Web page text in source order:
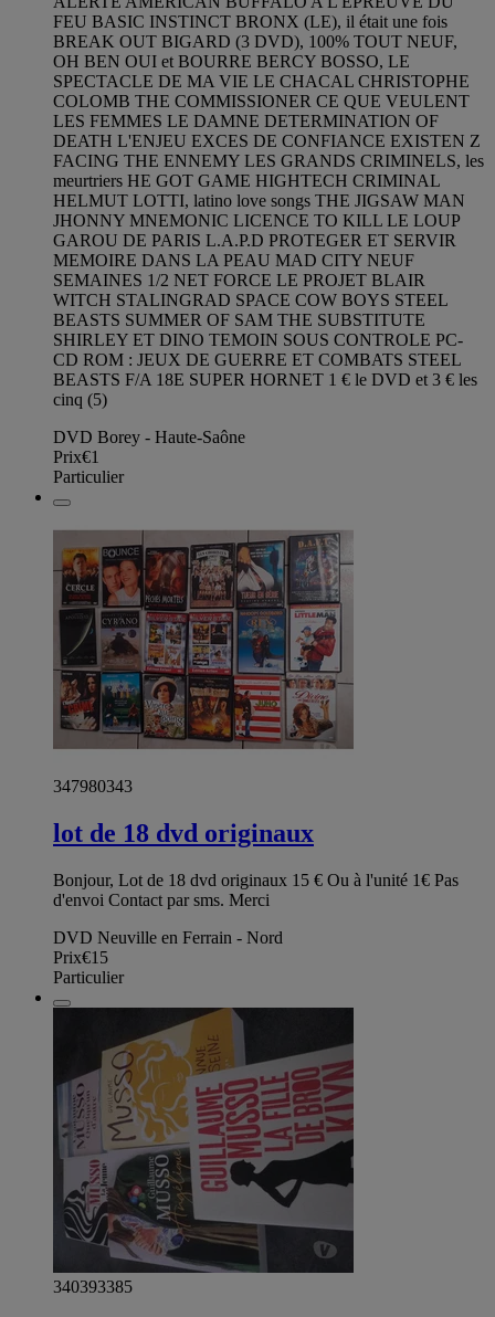
FEU BASIC INSTINCT BRONX (LE), il était une fois
BREAK OUT BIGARD (3 DVD), 100% TOUT NEUF,
OH BEN OUI et BOURRE BERCY BOSSO, LE
SPECTACLE DE MA VIE LE CHACAL CHRISTOPHE
COLOMB THE COMMISSIONER CE QUE VEULENT
LES FEMMES LE DAMNE DETERMINATION OF
DEATH L'ENJEU EXCES DE CONFIANCE EXISTEN Z
FACING THE ENNEMY LES GRANDS CRIMINELS, les
meurtriers HE GOT GAME HIGHTECH CRIMINAL
HELMUT LOTTI, latino love songs THE JIGSAW MAN
JHONNY MNEMONIC LICENCE TO KILL LE LOUP
GAROU DE PARIS L.A.P.D PROTEGER ET SERVIR
MEMOIRE DANS LA PEAU MAD CITY NEUF
SEMAINES 1/2 NET FORCE LE PROJET BLAIR
WITCH STALINGRAD SPACE COW BOYS STEEL
BEASTS SUMMER OF SAM THE SUBSTITUTE
SHIRLEY ET DINO TEMOIN SOUS CONTROLE PC-
CD ROM : JEUX DE GUERRE ET COMBATS STEEL
BEASTS F/A 18E SUPER HORNET 1 € le DVD et 3 € les
cinq (5)
DVD Borey - Haute-Saône
Prix€1
Particulier
347980343
lot de 18 dvd originaux
Bonjour, Lot de 18 dvd originaux 15 € Ou à l'unité 1€ Pas
d'envoi Contact par sms. Merci
DVD Neuville en Ferrain - Nord
Prix€15
Particulier
340393385